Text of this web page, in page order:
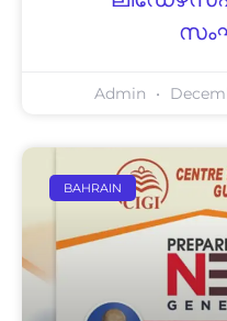
Admin
BAHRAIN